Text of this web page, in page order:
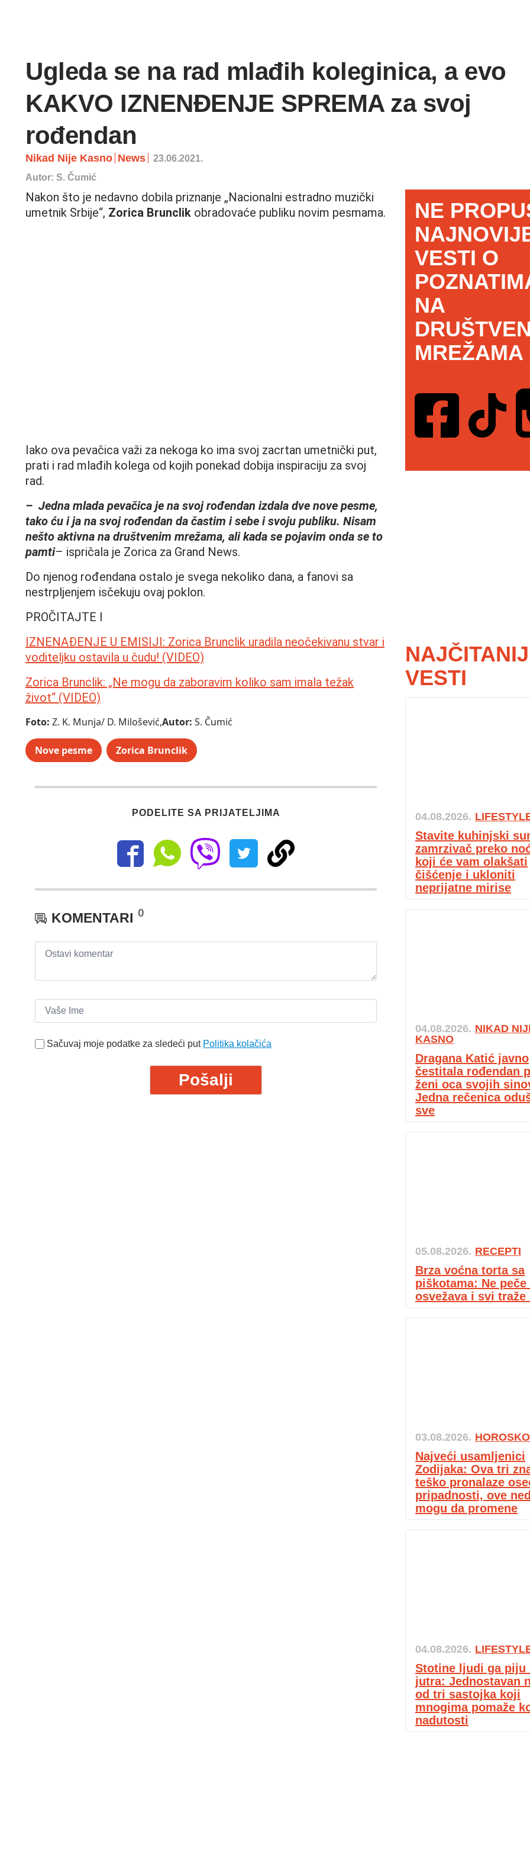
Ugleda se na rad mlađih koleginica, a evo
KAKVO IZNENĐENJE SPREMA za svoj
rođendan
Nikad Nije Kasno News
23.06.2021.
Autor: S. Čumić
Nakon što je nedavno dobila priznanje „Nacionalni estradno muzički
umetnik Srbije“, Zorica Brunclik obradovaće publiku novim pesmama.
Iako ova pevačica važi za nekoga ko ima svoj zacrtan umetnički put,
prati i rad mlađih kolega od kojih ponekad dobija inspiraciju za svoj
rad.
– Jedna mlada pevačica je na svoj rođendan izdala dve nove pesme,
tako ću i ja na svoj rođendan da častim i sebe i svoju publiku. Nisam
nešto aktivna na društvenim mrežama, ali kada se pojavim onda se to
pamti– ispričala je Zorica za Grand News.
Do njenog rođendana ostalo je svega nekoliko dana, a fanovi sa
nestrpljenjem isčekuju ovaj poklon.
PROČITAJTE I
IZNENAĐENJE U EMISIJI: Zorica Brunclik uradila neočekivanu stvar i
voditeljku ostavila u čudu! (VIDEO)
Zorica Brunclik: „Ne mogu da zaboravim koliko sam imala težak
život“ (VIDEO)
Foto: Z. K. Munja/ D. Milošević,Autor: S. Čumić
Nove pesme Zorica Brunclik
PODELITE SA PRIJATELJIMA
KOMENTARI 0
Sačuvaj moje podatke za sledeći put Politika kolačića
NE
VESTI O
NA
MREŽAMA
VESTI
04.08.2026.
Stavite kuhinjski
zamrzivač preko
koji će vam olakšati
čišćenje i ukloniti
neprijatne mirise
04.08.2026. NIKAD
KASNO
Dragana Katić javno
čestitala rođendan
ženi oca svojih
Jedna rečenica
sve
05.08.2026. RECEPTI
Brza voćna torta sa
piškotama: Ne peče
osvežava i svi traže
03.08.2026.
Najveći usamljenici
Zodijaka: Ova tri
teško pronalaze
pripadnosti, ove
mogu da promene
04.08.2026.
Stotine ljudi ga piju
jutra: Jednostavan
od tri sastojka koji
mnogima pomaže
nadutosti